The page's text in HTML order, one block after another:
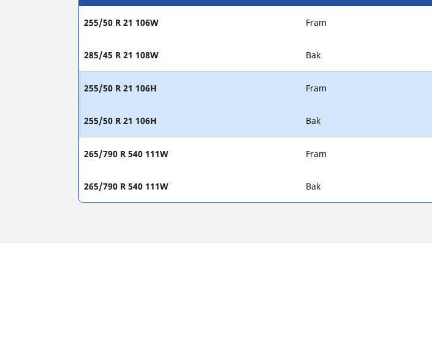
255/50 R 21 106W Fram
285/45 R 21 108W Bak
255/50 R 21 106H Fram
255/50 R 21 106H Bak
265/790 R 540 111W Fram
265/790 R 540 111W Bak